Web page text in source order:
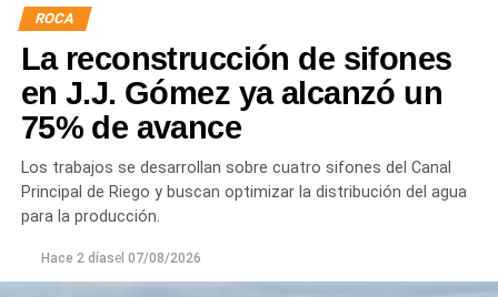
ROCA
La reconstrucción de sifones
en J.J. Gómez ya alcanzó un
75% de avance
Los trabajos se desarrollan sobre cuatro sifones del Canal
Principal de Riego y buscan optimizar la distribución del agua
para la producción.
Hace 2 díasel 07/08/2026